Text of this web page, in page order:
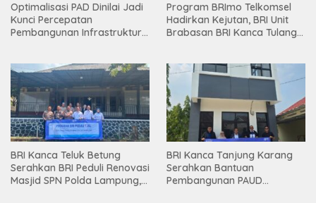
Optimalisasi PAD Dinilai Jadi
Kunci Percepatan
Pembangunan Infrastruktur
Program BRImo Telkomsel
Hadirkan Kejutan, BRI Unit
Brabasan BRI Kanca Tulang
Mesuji
BRI Kanca Teluk Betung
Serahkan BRI Peduli Renovasi
Masjid SPN Polda Lampung,
BRI Kanca Tanjung Karang
Serahkan Bantuan
Pembangunan PAUD